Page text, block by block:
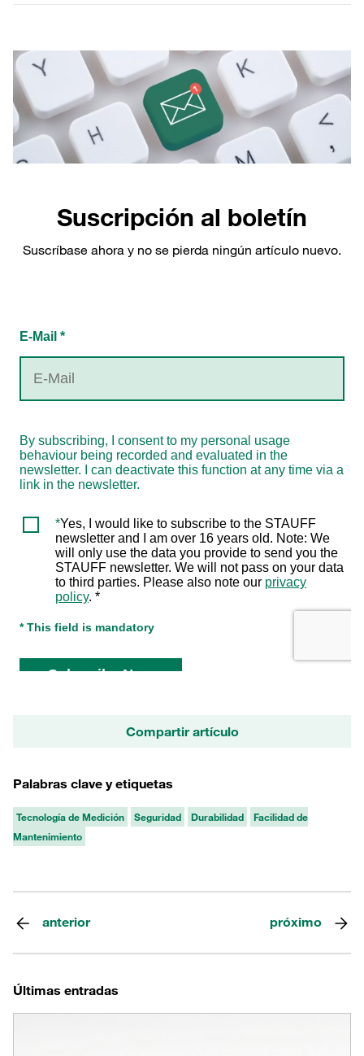
Suscripción al boletín
Suscríbase ahora y no se pierda ningún artículo nuevo.
Compartir artículo
Palabras clave y etiquetas
Tecnología de Medición Seguridad Durabilidad
Facilidad de
Mantenimiento
anterior próximo
Últimas entradas